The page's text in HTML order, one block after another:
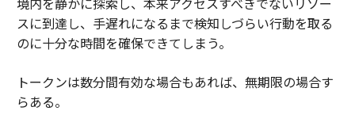
スに到達し、手遅れになるまで検知しづらい行動を取る
のに十分な時間を確保できてしまう。
トークンは数分間有効な場合もあれば、無期限の場合す
らある。